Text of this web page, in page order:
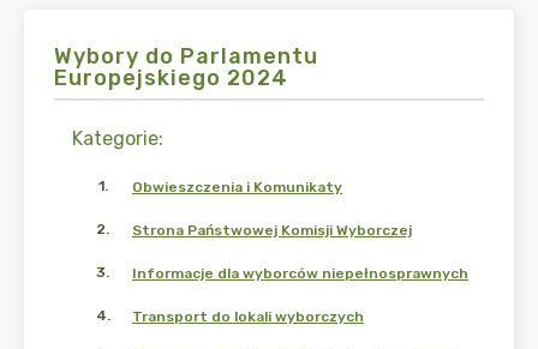
Wybory do Parlamentu
Europejskiego 2024
Kategorie:
1. Obwieszczenia i Komunikaty
2. Strona Państwowej Komisji Wyborczej
3. Informacje dla wyborców niepełnosprawnych
4. Transport do lokali wyborczych